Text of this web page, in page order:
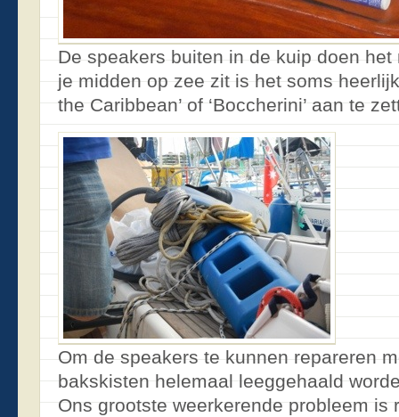
De speakers buiten in de kuip doen
je midden op zee zit is het soms
the Caribbean’ of ‘Boccherini’ aan te
Om de speakers te kunnen repareren
bakskisten helemaal leeggehaald
Ons grootste weerkerende probleem is